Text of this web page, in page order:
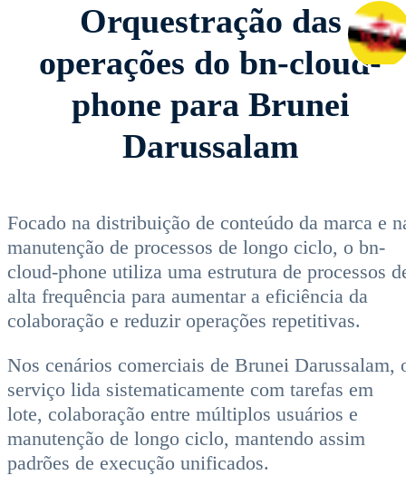
Orquestração das
operações do bn-cloud-
phone para Brunei
Darussalam
Focado na distribuição de conteúdo da marca e
manutenção de processos de longo ciclo, o bn-
cloud-phone utiliza uma estrutura de processos
alta frequência para aumentar a eficiência da
colaboração e reduzir operações repetitivas.
Nos cenários comerciais de Brunei Darussalam,
serviço lida sistematicamente com tarefas em
lote, colaboração entre múltiplos usuários e
manutenção de longo ciclo, mantendo assim
padrões de execução unificados.